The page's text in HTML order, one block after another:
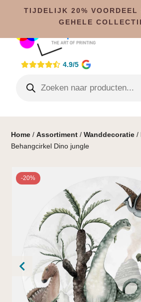
4.9/5
Home /Assortiment /Wanddecoratie /
Behangcirkel Dino jungle
-20%
TIJDELIJK 20% VOORDEEL
GEHELE